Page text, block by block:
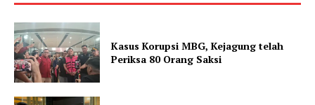
Kasus Korupsi MBG, Kejagung telah
Periksa 80 Orang Saksi